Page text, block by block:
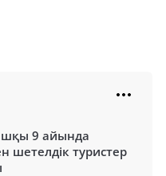
9 айында
шетелдік туристер